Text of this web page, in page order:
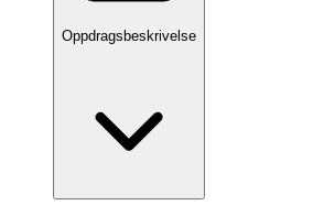
Oppdragsbeskrivelse